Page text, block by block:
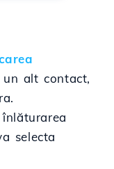
alt contact,
selecta